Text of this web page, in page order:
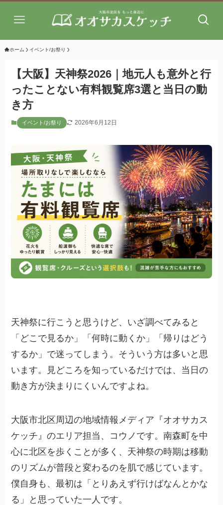
ホーム イベント/お祭り
【大阪】天神祭2026｜地元人も意外と行
ったことない有料観覧席3選と当日の動
き方
イベント/お祭り 2026年6月12日
天神祭に行こうと思うけど、いざ調べてみると
「どこで見るか」「何時に動くか」「帰りはどう
するか」で迷ってしまう。そういう方は多いと思
います。見どころを知っているだけでは、当日の
動き方が決まりにくいんですよね。
大阪市北区周辺の地域情報メディア『オオサカス
ケッチ』のエリア担当、コウノです。南森町を中
心に北区を歩くことが多く、天神祭の時期は移動
のリズムが普段と変わるのを肌で感じています。
僕自身も、最初は「とりあえず行けばなんとかな
る」と思っていた一人です。